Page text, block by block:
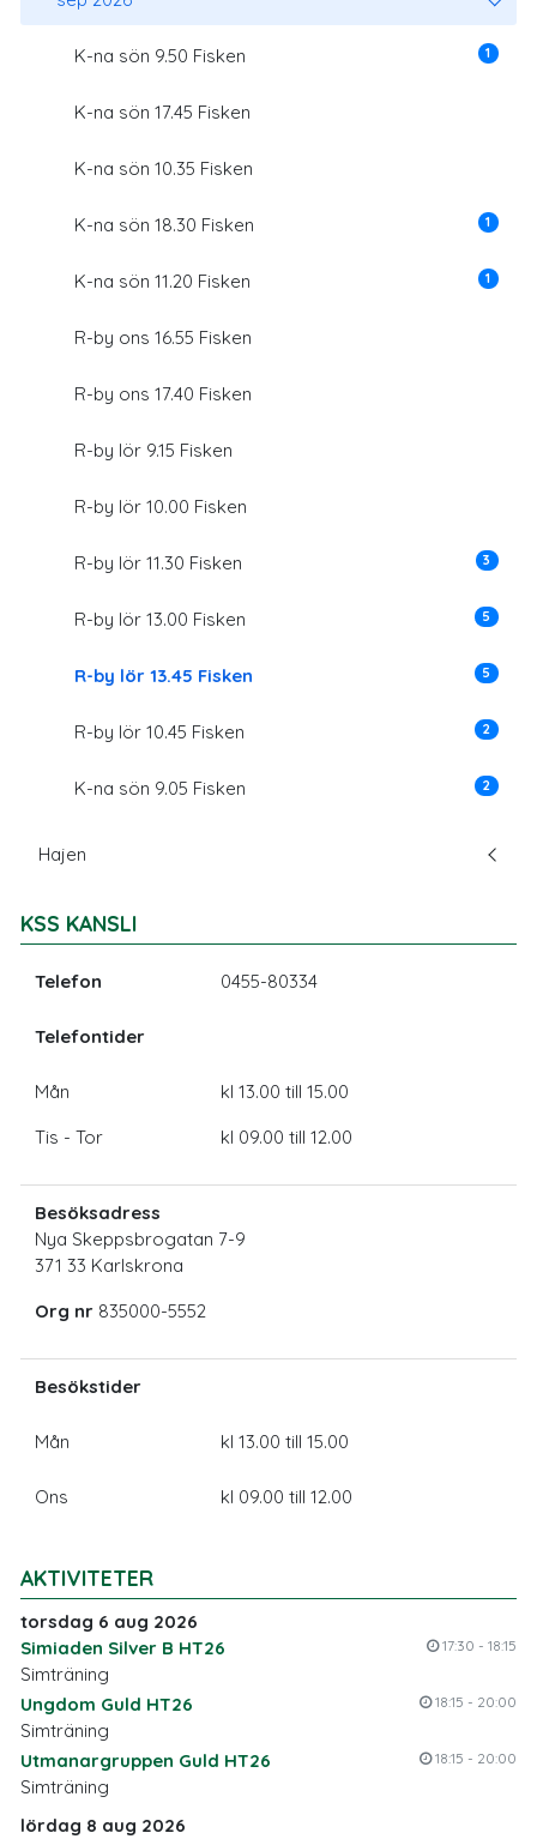
K-na sön 9.50 Fisken 1
K-na sön 17.45 Fisken
K-na sön 10.35 Fisken
K-na sön 18.30 Fisken 1
K-na sön 11.20 Fisken 1
R-by ons 16.55 Fisken
R-by ons 17.40 Fisken
R-by lör 9.15 Fisken
R-by lör 10.00 Fisken
R-by lör 11.30 Fisken 3
R-by lör 13.00 Fisken 5
R-by lör 13.45 Fisken 5
R-by lör 10.45 Fisken 2
K-na sön 9.05 Fisken 2
Hajen
KSS KANSLI
Telefon 0455-80334
Telefontider
Mån
Tis - Tor
kl 13.00 till 15.00
kl 09.00 till 12.00
Besöksadress
Nya Skeppsbrogatan 7-9
371 33 Karlskrona
Org nr 835000-5552
Besökstider
Mån kl 13.00 till 15.00
Ons kl 09.00 till 12.00
AKTIVITETER
torsdag 6 aug 2026
Simiaden Silver B HT26
17:30 - 18:15
Simträning
Ungdom Guld HT26
18:15 - 20:00
Simträning
Utmanargruppen Guld HT26
18:15 - 20:00
Simträning
lördag 8 aug 2026